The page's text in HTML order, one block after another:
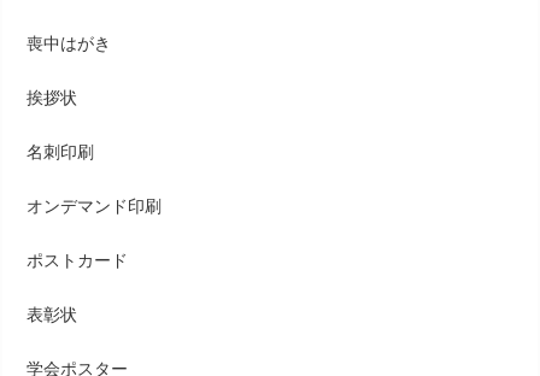
喪中はがき
挨拶状
名刺印刷
オンデマンド印刷
ポストカード
表彰状
学会ポスター